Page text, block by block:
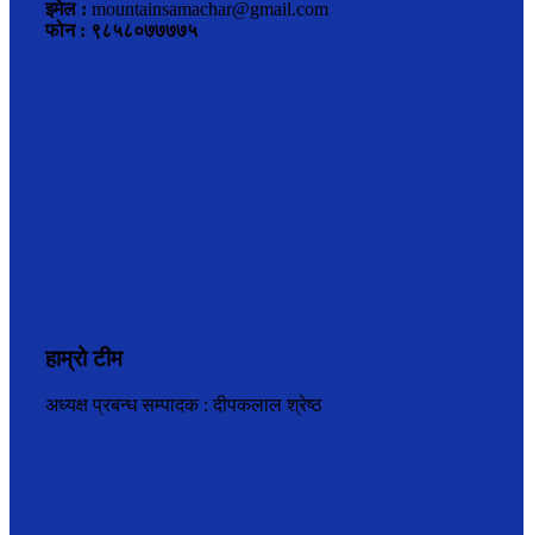
इमेल : mountainsamachar@gmail.com
फोन : ९८५८०७७७७५
हाम्रो टीम
अध्यक्ष प्रबन्ध सम्पादक : दीपकलाल श्रेष्ठ